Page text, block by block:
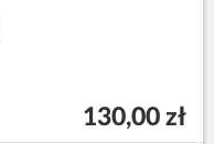
130,00 zł